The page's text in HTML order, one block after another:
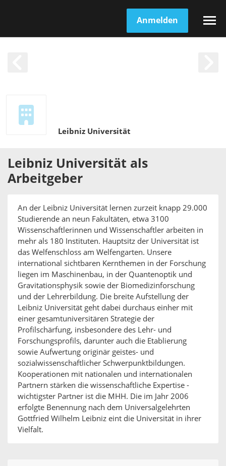
Anmelden
Leibniz Universität
Leibniz Universität als
Arbeitgeber
An der Leibniz Universität lernen zurzeit knapp 29.000
Studierende an neun Fakultäten, etwa 3100
Wissenschaftlerinnen und Wissenschaftler arbeiten in
mehr als 180 Instituten. Hauptsitz der Universität ist
das Welfenschloss am Welfengarten. Unsere
international sichtbaren Kernthemen in der Forschung
liegen im Maschinenbau, in der Quantenoptik und
Gravitationsphysik sowie der Biomedizinforschung
und der Lehrerbildung. Die breite Aufstellung der
Leibniz Universität geht dabei durchaus einher mit
einer gesamtuniversitären Strategie der
Profilschärfung, insbesondere des Lehr- und
Forschungsprofils, darunter auch die Etablierung
sowie Aufwertung originär geistes- und
sozialwissenschaftlicher Schwerpunktbildungen.
Kooperationen mit nationalen und internationalen
Partnern stärken die wissenschaftliche Expertise -
wichtigster Partner ist die MHH. Die im Jahr 2006
erfolgte Benennung nach dem Universalgelehrten
Gottfried Wilhelm Leibniz eint die Universität in ihrer
Vielfalt.